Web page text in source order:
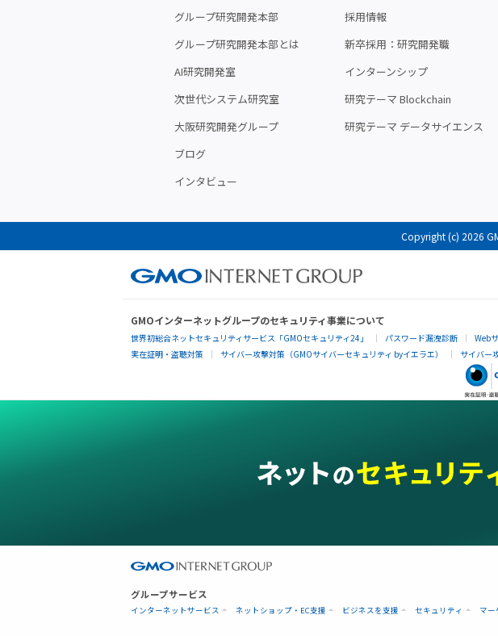
グループ研究開発本部
グループ研究開発本部とは
AI研究開発室
次世代システム研究室
大阪研究開発グループ
ブログ
インタビュー
採用情報
新卒採用：研究開発職
インターンシップ
研究テーマ Blockchain
研究テーマ データサイエンス
Copyright (c) 2026
GMOインターネットグループのセキュリティ事業について
世界初総合ネットセキュリティサービス「GMOセキュリティ24」 パスワード漏洩診断 Web
実在証明・盗聴対策
サイバー攻撃対策（GMOサイバーセキュリティ byイエラエ） サイバー
グループサービス
インターネットサービス ネットショップ・EC支援 ビジネスを支援 セキュリティ マー